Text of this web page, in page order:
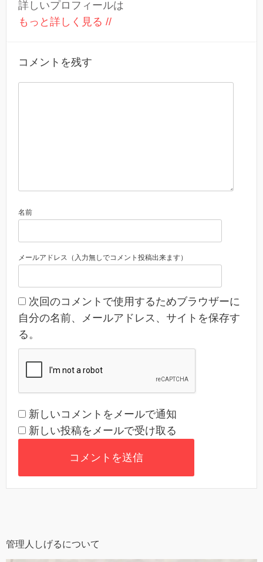
詳しいプロフィールは
もっと詳しく見る //
コメントを残す
名前
メールアドレス（入力無しでコメント投稿出来ます）
次回のコメントで使用するためブラウザーに
自分の名前、メールアドレス、サイトを保存す
る。
新しいコメントをメールで通知
新しい投稿をメールで受け取る
管理人しげるについて